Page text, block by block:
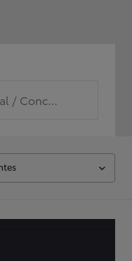
/ Concession